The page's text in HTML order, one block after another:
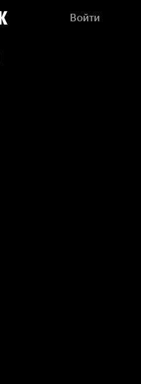
Войти